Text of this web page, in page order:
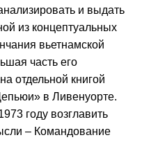
и выдать
из концептуальных
вьетнамской
часть его
отдельной книгой
в Ливенуорте.
году возглавить
– Командование